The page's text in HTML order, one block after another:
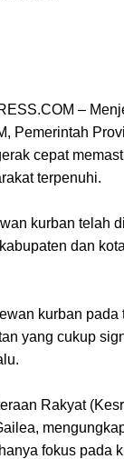
–
Pemerintah
cepat
terpenuhi.
kurban telah
dan
kurban pada
yang cukup
Rakyat
fokus pada